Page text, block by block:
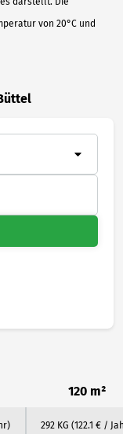
von 20°C und
120 m²
292 KG (122.1 € /